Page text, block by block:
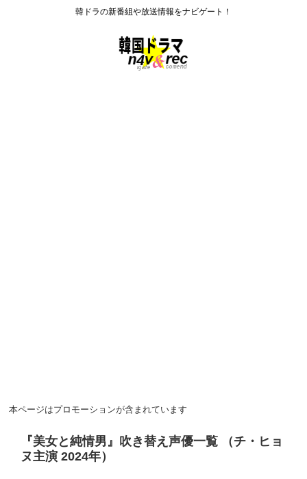
韓ドラの新番組や放送情報をナビゲート！
本ページはプロモーションが含まれています
『美女と純情男』吹き替え声優一覧 （チ・ヒョ
ヌ主演 2024年）